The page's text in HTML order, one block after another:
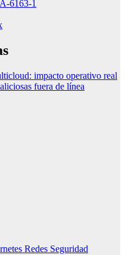
6163-1
impacto operativo real
fuera de línea
Redes Seguridad